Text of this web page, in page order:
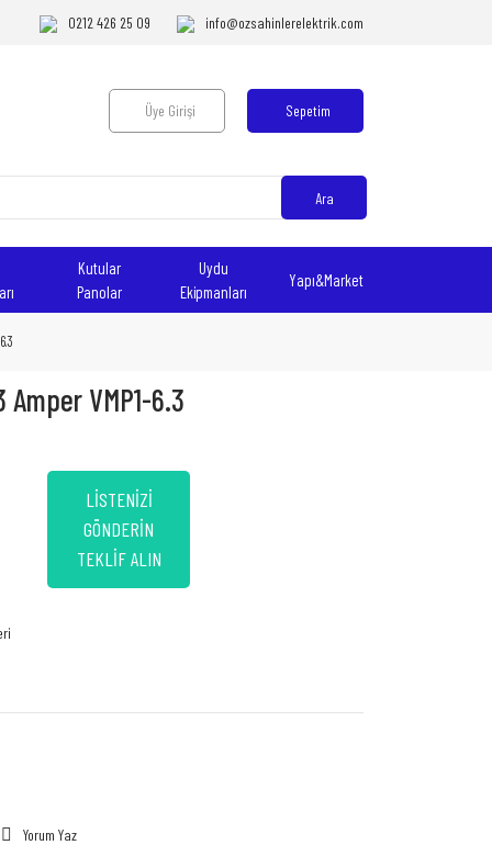
0212 426 25 09 info@ozsahinlerelektrik.com
Üye Girişi Sepetim
Ara
Kutular
Panolar
Uydu
Ekipmanları
Yapı&Market
VMP1-6.3
LİSTENİZİ
GÖNDERİN
TEKLİF ALIN
Yorum Yaz